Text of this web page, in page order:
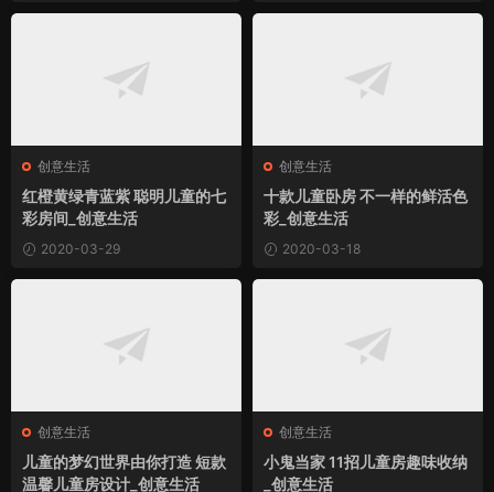
创意生活
红橙黄绿青蓝紫 聪明儿童的七
彩房间_创意生活
2020-03-29
创意生活
十款儿童卧房 不一样的鲜活色
彩_创意生活
2020-03-18
创意生活
儿童的梦幻世界由你打造 短款
温馨儿童房设计_创意生活
创意生活
小鬼当家 11招儿童房趣味收纳
_创意生活